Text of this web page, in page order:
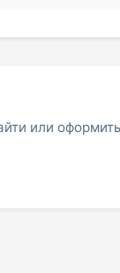
или